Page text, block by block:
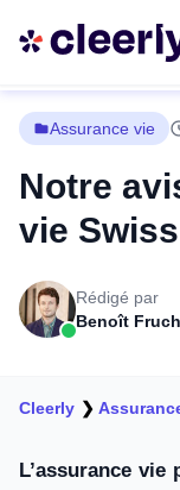
Assurance vie
Notre
vie
Rédigé par
Benoît
Cleerly ❯
L’assurance